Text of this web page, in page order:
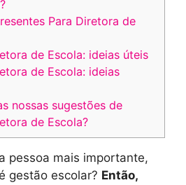
Para Diretora de
de Escola: ideias úteis
de Escola: ideias
nossas sugestões de
de Escola?
pessoa mais importante,
gestão escolar? Então,